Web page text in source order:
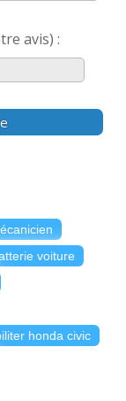
avis) :
voiture
honda civic